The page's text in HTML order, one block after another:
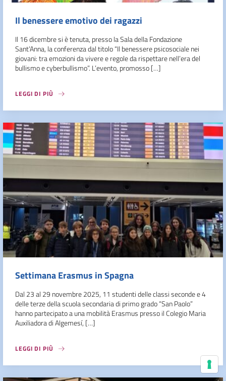
Il benessere emotivo dei ragazzi
Il 16 dicembre si è tenuta, presso la Sala della Fondazione
Sant’Anna, la conferenza dal titolo “Il benessere psicosociale nei
giovani: tra emozioni da vivere e regole da rispettare nell’era del
bullismo e cyberbullismo”. L’evento, promosso […]
LEGGI DI PIÙ
Settimana Erasmus in Spagna
Dal 23 al 29 novembre 2025, 11 studenti delle classi seconde e 4
delle terze della scuola secondaria di primo grado “San Paolo”
hanno partecipato a una mobilità Erasmus presso il Colegio Maria
Auxiliadora di Algemesí, […]
LEGGI DI PIÙ
Le